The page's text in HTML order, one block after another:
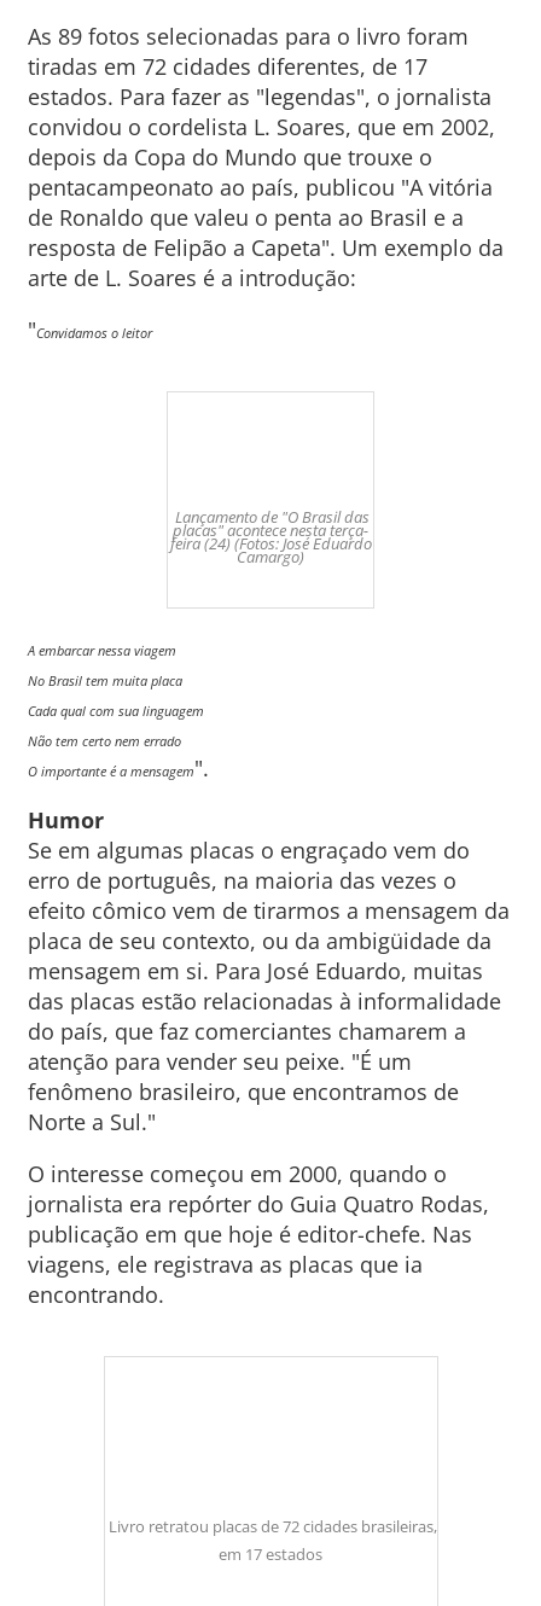
As 89 fotos selecionadas para o livro foram
tiradas em 72 cidades diferentes, de 17
estados. Para fazer as "legendas", o jornalista
convidou o cordelista L. Soares, que em 2002,
depois da Copa do Mundo que trouxe o
pentacampeonato ao país, publicou "A vitória
de Ronaldo que valeu o penta ao Brasil e a
resposta de Felipão a Capeta". Um exemplo da
arte de L. Soares é a introdução:
"Convidamos o leitor
Lançamento de "O Brasil das
placas" acontece nesta terça-
feira (24) (Fotos: José Eduardo
Camargo)
A embarcar nessa viagem
No Brasil tem muita placa
Cada qual com sua linguagem
Não tem certo nem errado
O importante é a mensagem".
Humor
Se em algumas placas o engraçado vem do
erro de português, na maioria das vezes o
efeito cômico vem de tirarmos a mensagem da
placa de seu contexto, ou da ambigüidade da
mensagem em si. Para José Eduardo, muitas
das placas estão relacionadas à informalidade
do país, que faz comerciantes chamarem a
atenção para vender seu peixe. "É um
fenômeno brasileiro, que encontramos de
Norte a Sul."
O interesse começou em 2000, quando o
jornalista era repórter do Guia Quatro Rodas,
publicação em que hoje é editor-chefe. Nas
viagens, ele registrava as placas que ia
encontrando.
Livro retratou placas de 72 cidades brasileiras,
em 17 estados